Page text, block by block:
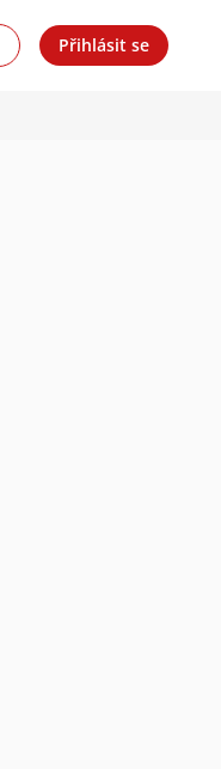
Přihlásit se